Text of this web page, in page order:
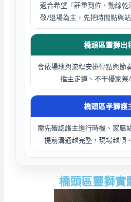
適合希望「莊重到位、動線
敬/退場為主，先把時間點與
橋頭區靈獅出
會依場地與流程安排停點與節
擋主走道、不干擾家祭
橋頭區孝獅護
需先確認護主進行時機、家屬
提前溝通越完整，現場越順
橋頭區靈獅實